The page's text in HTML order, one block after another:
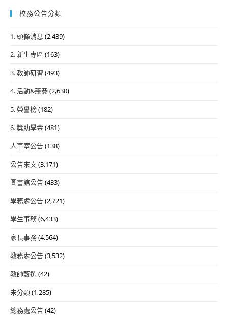
校務公告分類
1. 頭條消息 (2,439)
2. 新生專區 (163)
3. 教師研習 (493)
4. 活動&競賽(2,630)
5. 榮譽榜(182)
6. 獎助學金(481)
人事室公告(138)
公告來文(3,171)
圖書館公告(433)
學務處公告(2,721)
學生事務(6,433)
家長事務(4,564)
教務處公告(3,532)
教師甄選(42)
未分類(1,285)
總務處公告(42)